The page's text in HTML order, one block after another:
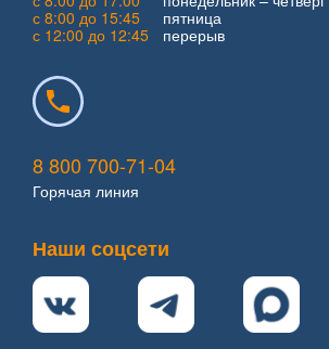
с 8:00 до 15:45
пятница
с 12:00 до 12:45
перерыв
8 800 700-71-04
Горячая линия
Наши соцсети